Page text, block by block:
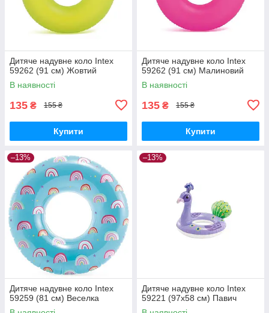
Дитяче надувне коло Intex
59262 (91 см) Жовтий
В наявності
135 ₴ 155 ₴
Купити
Дитяче надувне коло Intex
59262 (91 см) Малиновий
В наявності
135 ₴ 155 ₴
Купити
–13%
Дитяче надувне коло Intex
59259 (81 см) Веселка
–13%
Дитяче надувне коло Intex
59221 (97х58 см) Павич